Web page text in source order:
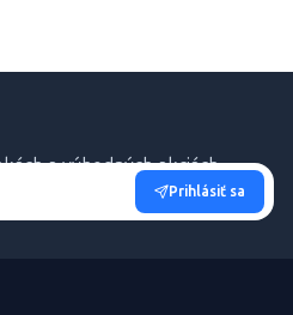
a výhodných akciách.
Prihlásiť sa